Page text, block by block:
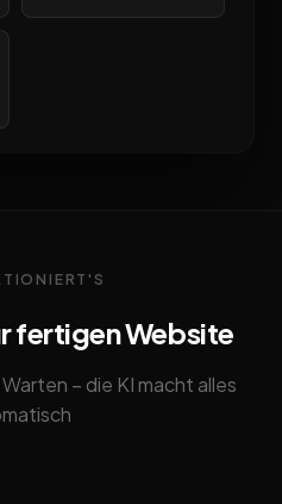
fertigen Website
– die KI macht alles